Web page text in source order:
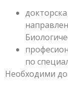
по
Необходими